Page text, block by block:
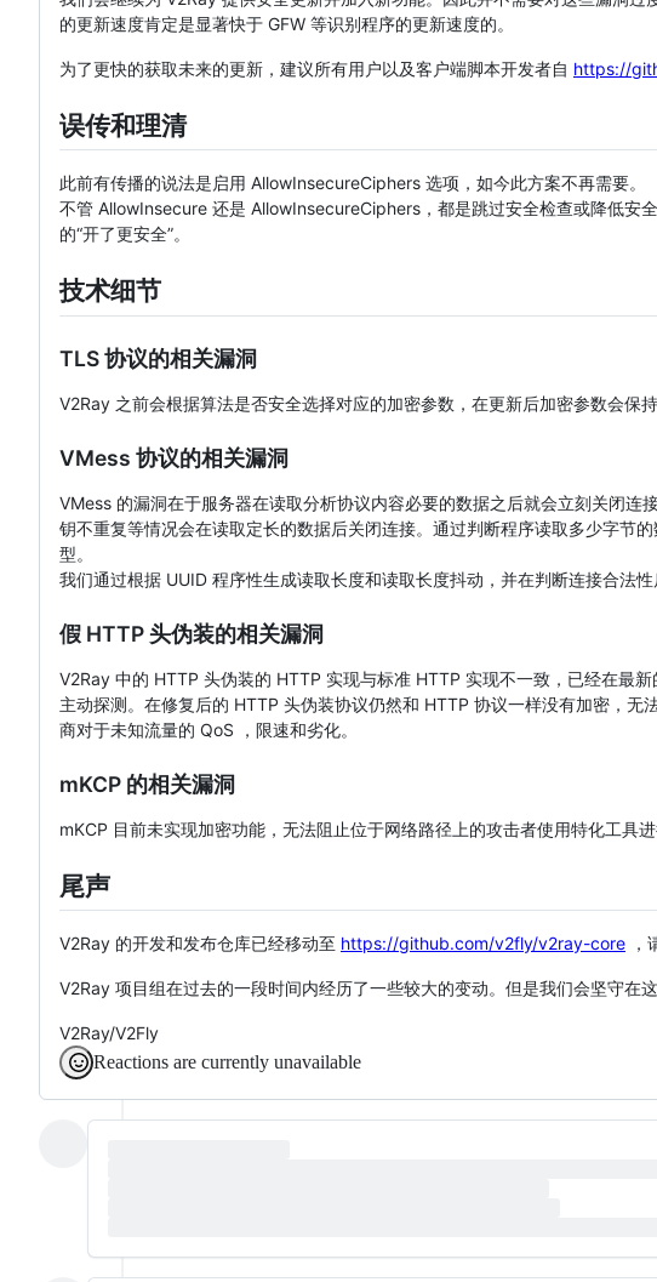
的更新速度肯定是显著快于 GFW 等识别程序的更新速度的。
为了更快的获取未来的更新，建议所有用户以及客户端脚本开发者自 https://
误传和理清
此前有传播的说法是启用 AllowInsecureCiphers 选项，如今此方案不再需要。
不管 AllowInsecure 还是 AllowInsecureCiphers，都是跳过安全检查或降低安
的“开了更安全”。
技术细节
TLS 协议的相关漏洞
V2Ray 之前会根据算法是否安全选择对应的加密参数，在更新后加密参数会保
VMess 协议的相关漏洞
VMess 的漏洞在于服务器在读取分析协议内容必要的数据之后就会立刻关闭
钥不重复等情况会在读取定长的数据后关闭连接。通过判断程序读取多少字节
型。
我们通过根据 UUID 程序性生成读取长度和读取长度抖动，并在判断连接合法
假 HTTP 头伪装的相关漏洞
V2Ray 中的 HTTP 头伪装的 HTTP 实现与标准 HTTP 实现不一致，已经在最
主动探测。在修复后的 HTTP 头伪装协议仍然和 HTTP 协议一样没有加密，
商对于未知流量的 QoS ，限速和劣化。
mKCP 的相关漏洞
mKCP 目前未实现加密功能，无法阻止位于网络路径上的攻击者使用特化工具
尾声
V2Ray 的开发和发布仓库已经移动至 https://github.com/v2fly/v2ray-core ，
V2Ray 项目组在过去的一段时间内经历了一些较大的变动。但是我们会坚守在
V2Ray/V2Fly
Reactions are currently unavailable